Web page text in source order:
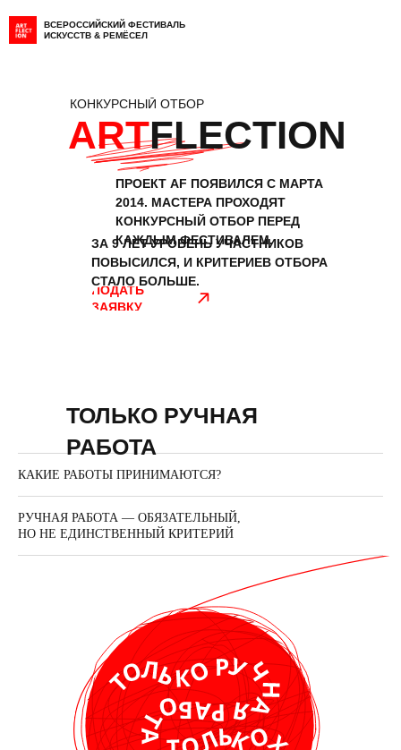
ВСЕРОССИЙСКИЙ ФЕСТИВАЛЬ
ИСКУССТВ & РЕМЁСЕЛ
КОНКУРСНЫЙ ОТБОР
ПРОЕКТ AF ПОЯВИЛСЯ С МАРТА
2014. МАСТЕРА ПРОХОДЯТ
КОНКУРСНЫЙ ОТБОР ПЕРЕД
КАЖДЫМ ФЕСТИВАЛЕМ.
ARTFLECTION
ПОДАТЬ
ЗАЯВКУ
ЗА 9 ЛЕТ УРОВЕНЬ УЧАСТНИКОВ
ПОВЫСИЛСЯ, И КРИТЕРИЕВ ОТБОРА
СТАЛО БОЛЬШЕ.
ТОЛЬКО РУЧНАЯ
РАБОТА
КАКИЕ РАБОТЫ ПРИНИМАЮТСЯ?
РУЧНАЯ РАБОТА — ОБЯЗАТЕЛЬНЫЙ,
НО НЕ ЕДИНСТВЕННЫЙ КРИТЕРИЙ